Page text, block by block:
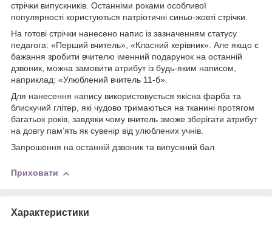
стрічки випускників. Останніми роками особливої
популярності користуються патріотичні синьо-жовті стрічки.
На готові стрічки нанесено напис із зазначенням статусу
педагога: «Перший вчитель», «Класний керівник». Але якщо є
бажання зробити вчителю іменний подарунок на останній
дзвоник, можна замовити атрибут із будь-яким написом,
наприклад: «Улюблений вчитель 11-б».
Для нанесення напису використовується якісна фарба та
блискучий глітер, які чудово тримаються на тканині протягом
багатьох років, завдяки чому вчитель зможе зберігати атрибут
на довгу пам’ять як сувенір від улюблених учнів.
Запрошення на останній дзвоник та випускний бал
Приховати
Характеристики